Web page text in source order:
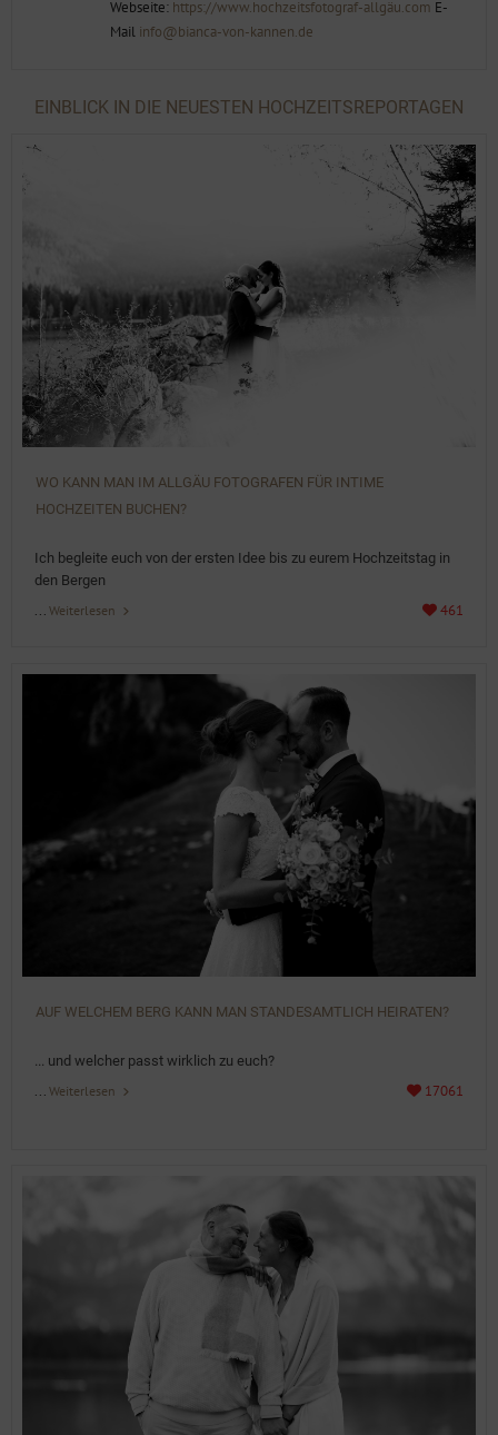
Webseite: https://www.hochzeitsfotograf-allgäu.com E-
Mail info@bianca-von-kannen.de
EINBLICK IN DIE NEUESTEN HOCHZEITSREPORTAGEN
WO KANN MAN IM ALLGÄU FOTOGRAFEN FÜR INTIME
HOCHZEITEN BUCHEN?
Ich begleite euch von der ersten Idee bis zu eurem Hochzeitstag in
den Bergen
... Weiterlesen 461
AUF WELCHEM BERG KANN MAN STANDESAMTLICH HEIRATEN?
... und welcher passt wirklich zu euch?
... Weiterlesen 17061